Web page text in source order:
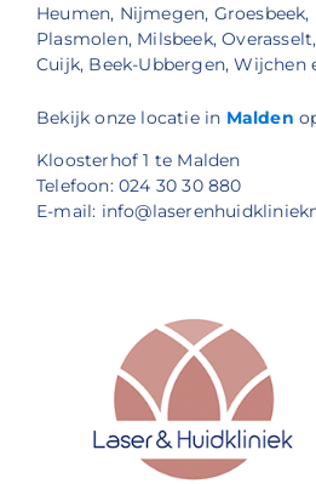
Heumen, Nijmegen, Groesbeek,
Plasmolen, Milsbeek,
Cuijk, Beek-Ubbergen, Wijchen
Bekijk onze locatie in Malden
Kloosterhof 1 te Malden
Telefoon: 024 30 30 880
E-mail: